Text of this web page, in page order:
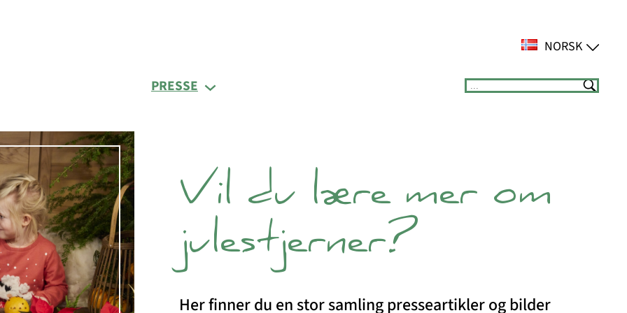
NORSK
PRESSE Suchen
Vil du lære mer om
julestjerner?
Her finner du en stor samling presseartikler og bilder